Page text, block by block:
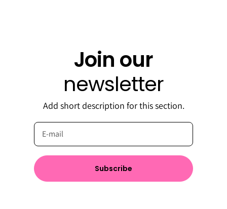
Join our
newsletter
Add short description for this section.
Subscribe